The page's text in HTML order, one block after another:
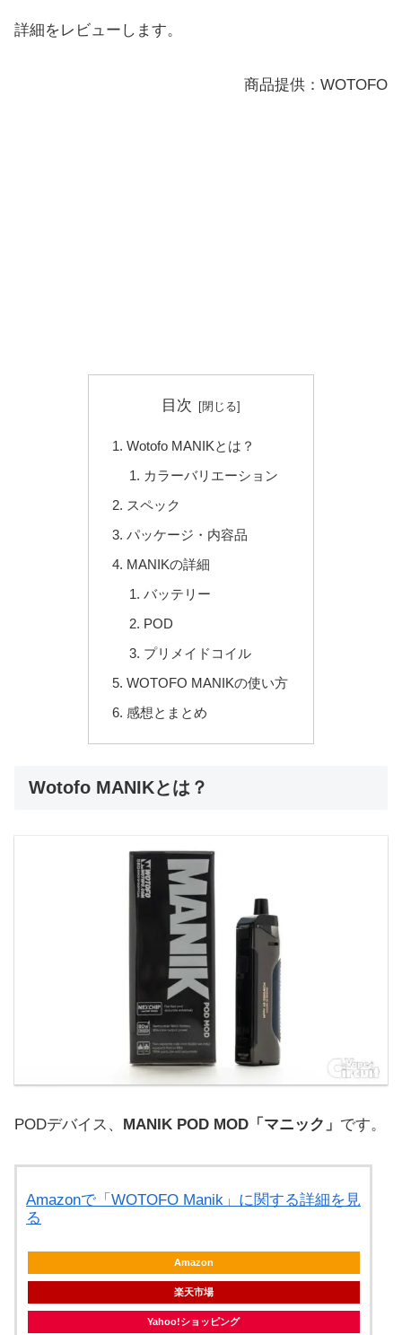
詳細をレビューします。
商品提供：WOTOFO
目次
Wotofo MANIKとは？
カラーバリエーション
スペック
パッケージ・内容品
MANIKの詳細
バッテリー
POD
プリメイドコイル
WOTOFO MANIKの使い方
感想とまとめ
Wotofo MANIKとは？
PODデバイス、 MANIK POD MOD「マニック」 です。
Amazonで「WOTOFO Manik」に関する詳細を見
る
Amazon
楽天市場
Yahoo!ショッピング